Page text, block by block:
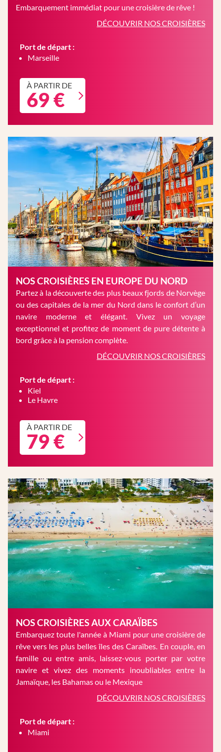
Embarquement immédiat pour une croisière de rêve !
DÉCOUVRIR NOS CROISIÈRES
Port de départ :
Marseille
À PARTIR DE
69 €
NOS CROISIÈRES EN EUROPE DU NORD
Partez à la découverte des plus beaux fjords de Norvège
ou des capitales de la mer du Nord dans le confort d’un
navire moderne et élégant. Vivez un voyage
exceptionnel et profitez de moment de pure détente à
bord grâce à la pension complète.
DÉCOUVRIR NOS CROISIÈRES
Port de départ :
Kiel
Le Havre
À PARTIR DE
79 €
NOS CROISIÈRES AUX CARAÏBES
Embarquez toute l'année à Miami pour une croisière de
rêve vers les plus belles îles des Caraïbes. En couple, en
famille ou entre amis, laissez-vous porter par votre
navire et vivez des moments inoubliables entre la
Jamaïque, les Bahamas ou le Mexique
DÉCOUVRIR NOS CROISIÈRES
Port de départ :
Miami